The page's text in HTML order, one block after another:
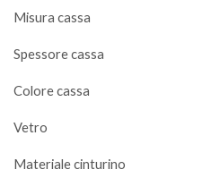
Misura cassa
Spessore cassa
Colore cassa
Vetro
Materiale cinturino